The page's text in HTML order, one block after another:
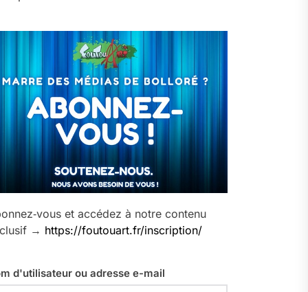
et accédez à notre contenu
→ https://foutouart.fr/inscription/
d'utilisateur ou adresse e-mail